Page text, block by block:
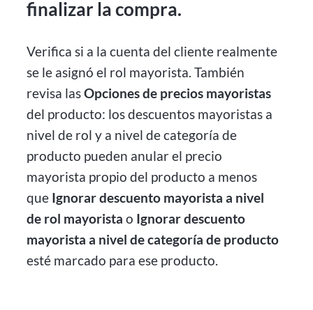
finalizar la compra.
Verifica si a la cuenta del cliente realmente
se le asignó el rol mayorista. También
revisa lasOpciones de precios mayoristas
del producto: los descuentos mayoristas a
nivel de rol y a nivel de categoría de
producto pueden anular el precio
mayorista propio del producto a menos
que Ignorar descuento mayorista a nivel
de rol mayorista o Ignorar descuento
mayorista a nivel de categoría de producto
esté marcado para ese producto.